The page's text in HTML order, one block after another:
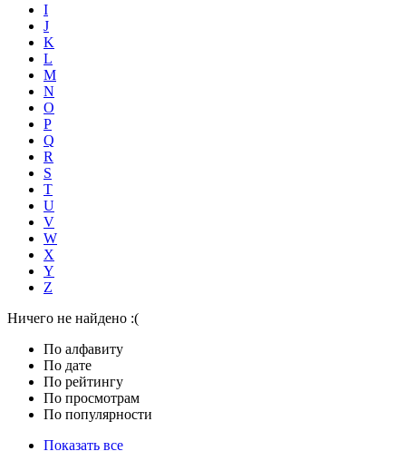
I
J
K
L
M
N
O
P
Q
R
S
T
U
V
W
X
Y
Z
Ничего не найдено :(
По алфавиту
По дате
По рейтингу
По просмотрам
По популярности
Показать все